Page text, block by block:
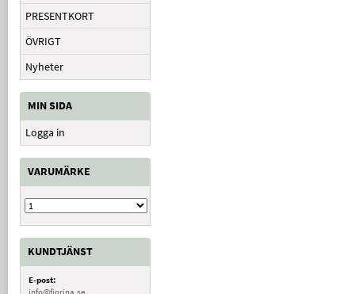
PRESENTKORT
ÖVRIGT
Nyheter
MIN SIDA
Logga in
VARUMÄRKE
KUNDTJÄNST
E-post:
info@fiorina.se